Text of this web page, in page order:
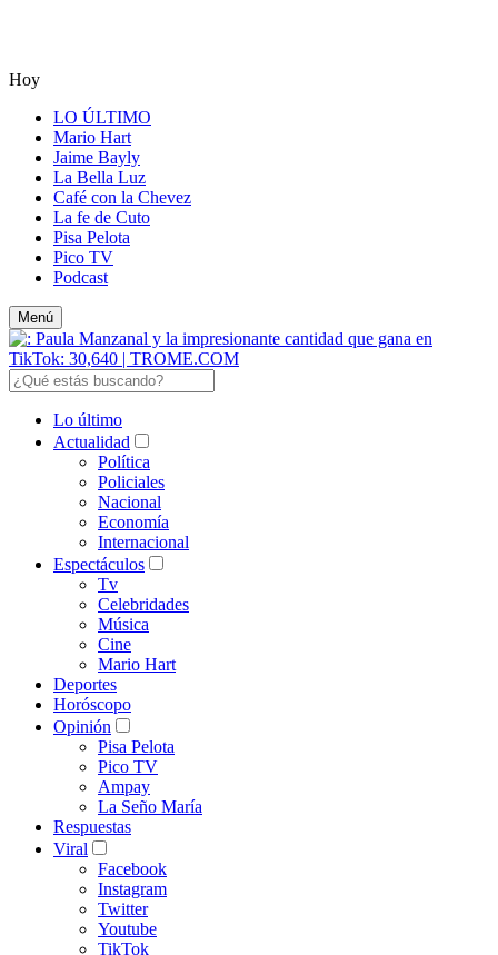
Hoy
LO ÚLTIMO
Mario Hart
Jaime Bayly
La Bella Luz
Café con la Chevez
La fe de Cuto
Pisa Pelota
Pico TV
Podcast
Menú
Lo último
Actualidad
Política
Policiales
Nacional
Economía
Internacional
Espectáculos
Tv
Celebridades
Música
Cine
Mario Hart
Deportes
Horóscopo
Opinión
Pisa Pelota
Pico TV
Ampay
La Seño María
Respuestas
Viral
Facebook
Instagram
Twitter
Youtube
TikTok